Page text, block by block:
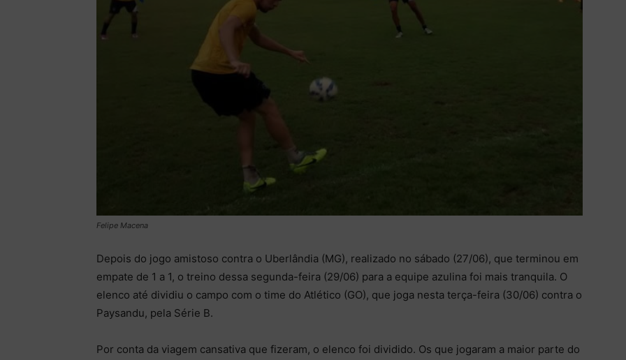
Felipe Macena
Depois do jogo amistoso contra o Uberlândia (MG), realizado no sábado (27/06), que terminou em
empate de 1 a 1, o treino dessa segunda-feira (29/06) para a equipe azulina foi mais tranquila. O
elenco até dividiu o campo com o time do Atlético (GO), que joga nesta terça-feira (30/06) contra o
Paysandu, pela Série B.
Por conta da viagem cansativa que fizeram, o elenco foi dividido. Os que jogaram a maior parte do